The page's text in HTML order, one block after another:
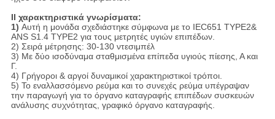
ΙΙ χαρακτηριστικά γνωρίσματα:
1) Αυτή η μονάδα σχεδιάστηκε σύμφωνα με το IEC651 TYPE2&
ANS S1.4 TYPE2 για τους μετρητές υγιών επιπέδων.
2) Σειρά μέτρησης: 30-130 ντεσιμπέλ
3) Με δύο ισοδύναμα σταθμισμένα επίπεδα υγιούς πίεσης, Α και
Γ.
4) Γρήγοροι & αργοί δυναμικοί χαρακτηριστικοί τρόποι.
5) Το εναλλασσόμενο ρεύμα και το συνεχές ρεύμα υπέγραψαν
την παραγωγή για το όργανο καταγραφής επιπέδων συσκευών
ανάλυσης συχνότητας, γραφικό όργανο καταγραφής.